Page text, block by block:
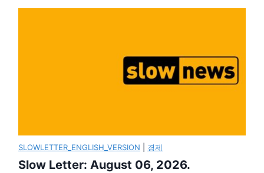
SLOWLETTER_ENGLISH_VERSION 경제
Slow Letter: August 06, 2026.